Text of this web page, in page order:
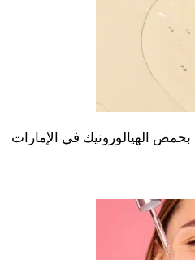
الهيالورونيك في الإمارات